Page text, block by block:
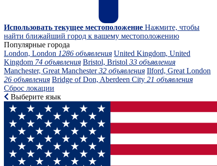
Использовать текущее местоположение Нажмите, чтобы
найти ближайший город к вашему местоположению
Популярные города
London, London 1286 объявления United Kingdom, United
Kingdom 74 объявления Bristol, Bristol 33 объявления
Manchester, Great Manchester32 объявления Ilford, Great London
26 объявления Bridge of Don, Aberdeen City 21 объявления
Сброс локации
Выберите язык